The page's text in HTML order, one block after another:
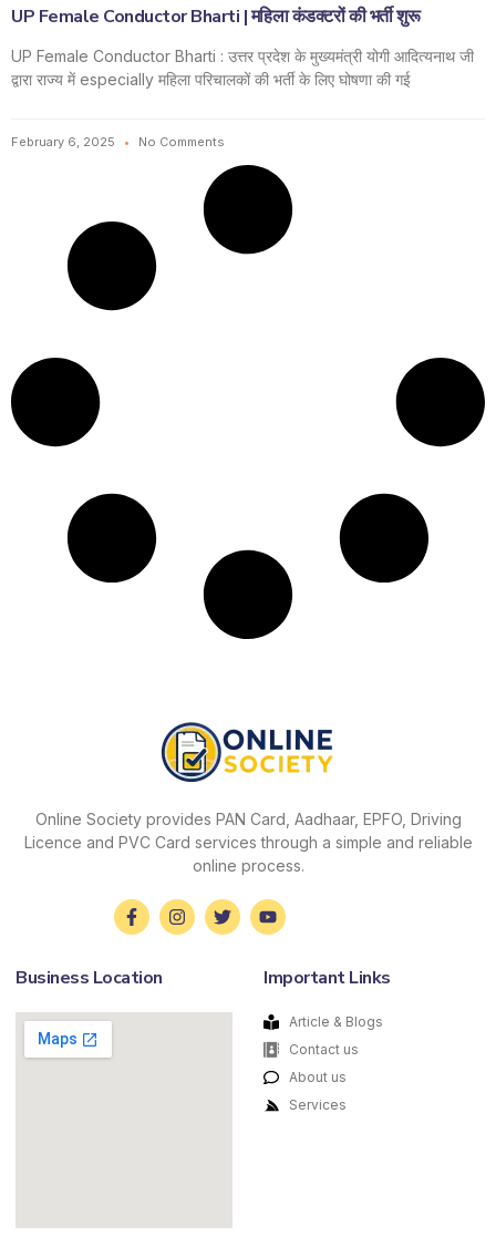
UP Female Conductor Bharti | महिला कंडक्टरों की भर्ती शुरू
UP Female Conductor Bharti : उत्तर प्रदेश के मुख्यमंत्री योगी आदित्यनाथ जी
द्वारा राज्य में especially महिला परिचालकों की भर्ती के लिए घोषणा की गई
February 6, 2025 No Comments
Online Society provides PAN Card, Aadhaar, EPFO, Driving
Licence and PVC Card services through a simple and reliable
online process.
Business Location Important Links
Article & Blogs
Contact us
About us
Services